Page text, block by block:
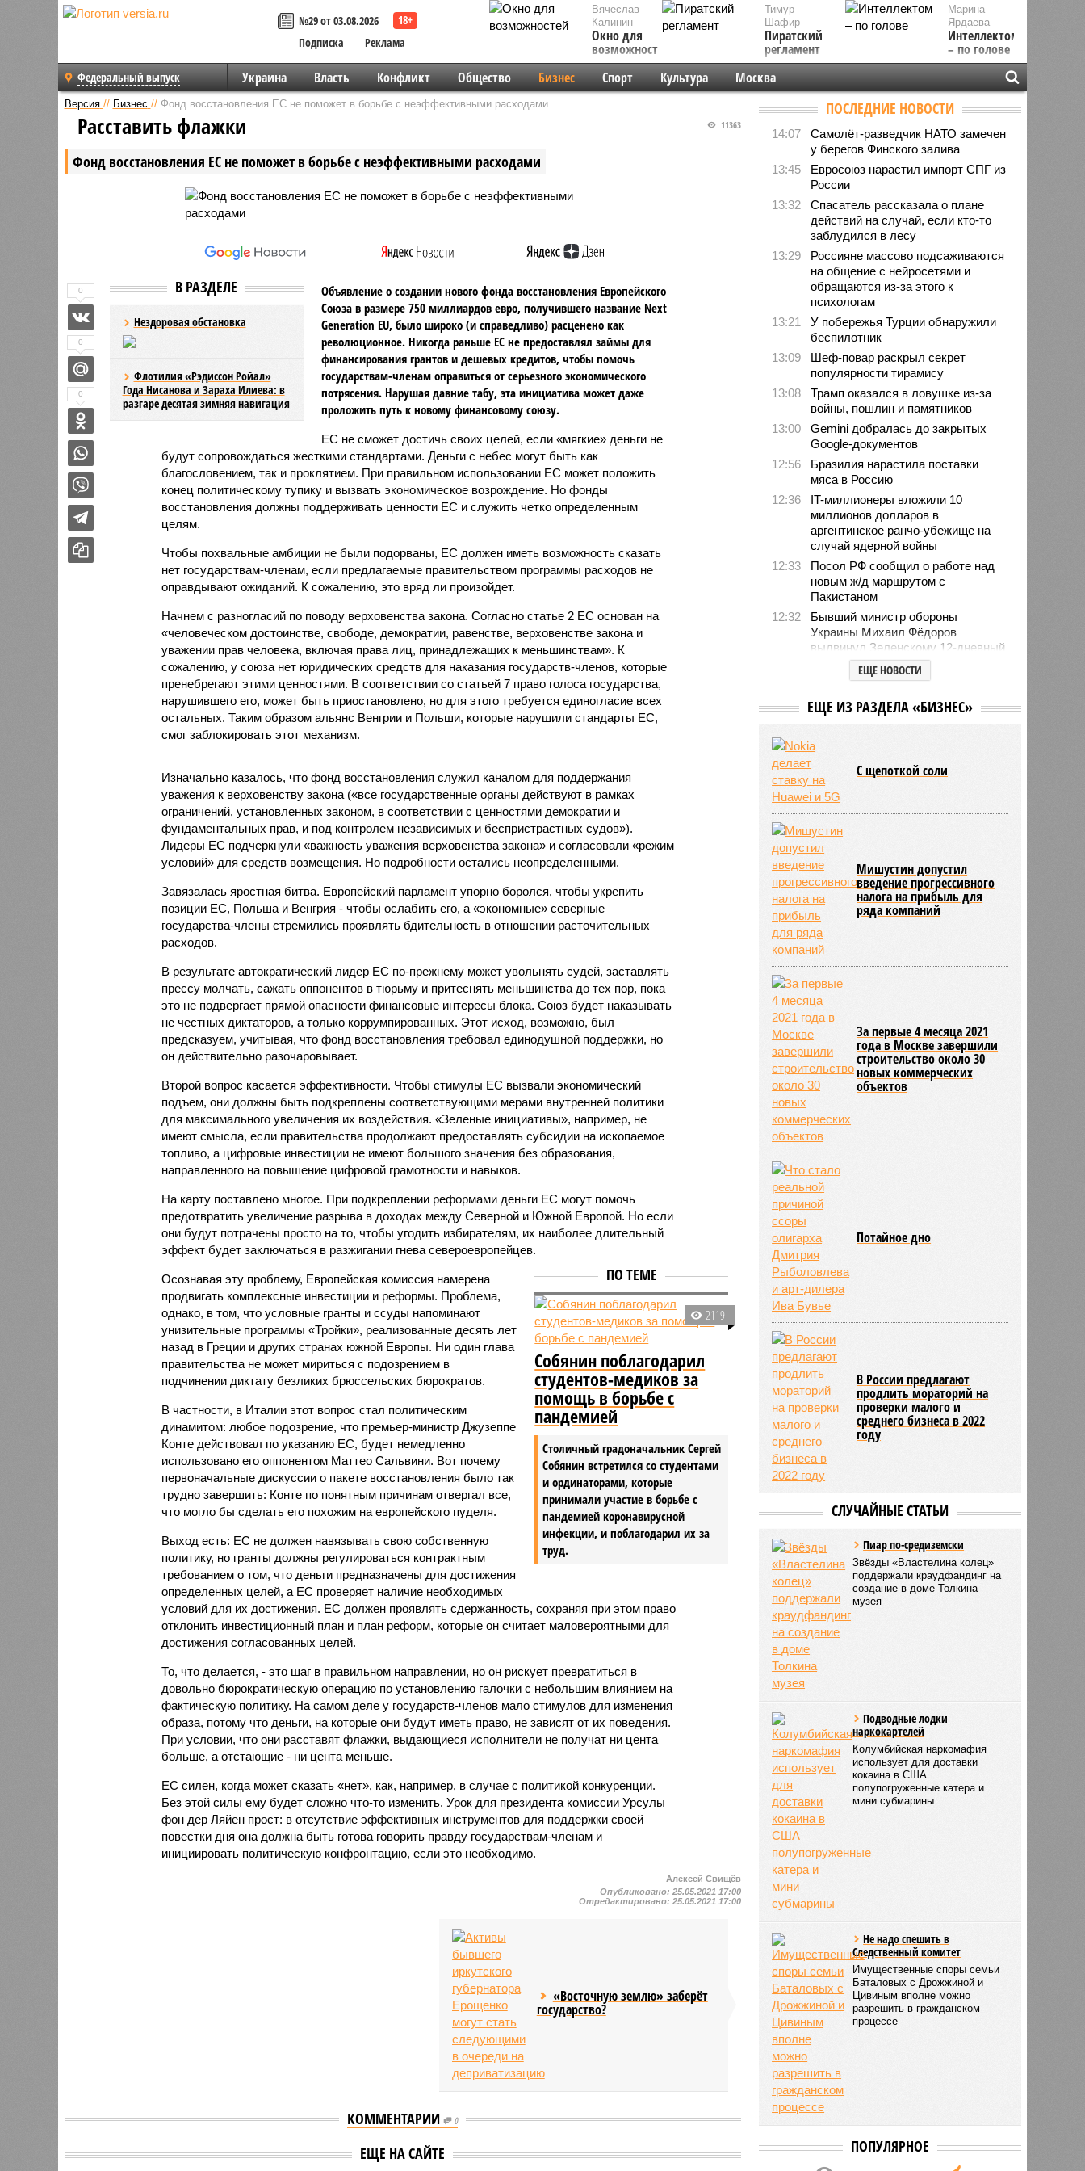
№29 от 03.08.2026
Подписка
Реклама
Вячеслав
Калинин
Окно для
возможностей
Марина
Ярдаева
Интеллектом
– по голове
Тимур
Шафир
Пиратский
регламент
Федеральный выпуск Украина Власть Конфликт Общество Бизнес Спорт Культура Москва
Версия // Бизнес // Фонд восстановления ЕС не поможет в борьбе с неэффективными расходами
Фонд восстановления ЕС не поможет в борьбе с неэффективными расходами
11363
Расставить флажки
В РАЗДЕЛЕ
Нездоровая обстановка
Флотилия «Рэдиссон Ройал»
Года Нисанова и Зараха Илиева: в
разгаре десятая зимняя навигация
Объявление о создании нового фонда восстановления Европейского
Союза в размере 750 миллиардов евро, получившего название Next
Generation EU, было широко (и справедливо) расценено как
революционное. Никогда раньше ЕС не предоставлял займы для
финансирования грантов и дешевых кредитов, чтобы помочь
государствам-членам оправиться от серьезного экономического
потрясения. Нарушая давние табу, эта инициатива может даже
проложить путь к новому финансовому союзу.
ЕС не сможет достичь своих целей, если «мягкие» деньги не
будут сопровождаться жесткими стандартами. Деньги с небес могут быть как
благословением, так и проклятием. При правильном использовании ЕС может положить
конец политическому тупику и вызвать экономическое возрождение. Но фонды
восстановления должны поддерживать ценности ЕС и служить четко определенным
целям.
Чтобы похвальные амбиции не были подорваны, ЕС должен иметь возможность сказать
нет государствам-членам, если предлагаемые правительством программы расходов не
оправдывают ожиданий. К сожалению, это вряд ли произойдет.
Начнем с разногласий по поводу верховенства закона. Согласно статье 2 ЕС основан на
«человеческом достоинстве, свободе, демократии, равенстве, верховенстве закона и
уважении прав человека, включая права лиц, принадлежащих к меньшинствам». К
сожалению, у союза нет юридических средств для наказания государств-членов, которые
пренебрегают этими ценностями. В соответствии со статьей 7 право голоса государства,
нарушившего его, может быть приостановлено, но для этого требуется единогласие всех
остальных. Таким образом альянс Венгрии и Польши, которые нарушили стандарты ЕС,
смог заблокировать этот механизм.
Изначально казалось, что фонд восстановления служил каналом для поддержания
уважения к верховенству закона («все государственные органы действуют в рамках
ограничений, установленных законом, в соответствии с ценностями демократии и
фундаментальных прав, и под контролем независимых и беспристрастных судов»).
Лидеры ЕС подчеркнули «важность уважения верховенства закона» и согласовали «режим
условий» для средств возмещения. Но подробности остались неопределенными.
Завязалась яростная битва. Европейский парламент упорно боролся, чтобы укрепить
позиции ЕС, Польша и Венгрия - чтобы ослабить его, а «экономные» северные
государства-члены стремились проявлять бдительность в отношении расточительных
расходов.
В результате автократический лидер ЕС по-прежнему может увольнять судей, заставлять
прессу молчать, сажать оппонентов в тюрьму и притеснять меньшинства до тех пор, пока
это не подвергает прямой опасности финансовые интересы блока. Союз будет наказывать
не честных диктаторов, а только коррумпированных. Этот исход, возможно, был
предсказуем, учитывая, что фонд восстановления требовал единодушной поддержки, но
он действительно разочаровывает.
Второй вопрос касается эффективности. Чтобы стимулы ЕС вызвали экономический
подъем, они должны быть подкреплены соответствующими мерами внутренней политики
для максимального увеличения их воздействия. «Зеленые инициативы», например, не
имеют смысла, если правительства продолжают предоставлять субсидии на ископаемое
топливо, а цифровые инвестиции не имеют большого значения без образования,
направленного на повышение цифровой грамотности и навыков.
На карту поставлено многое. При подкреплении реформами деньги ЕС могут помочь
предотвратить увеличение разрыва в доходах между Северной и Южной Европой. Но если
они будут потрачены просто на то, чтобы угодить избирателям, их наиболее длительный
эффект будет заключаться в разжигании гнева североевропейцев.
ПО ТЕМЕ
2119
Собянин поблагодарил
студентов-медиков за
помощь в борьбе с
пандемией
Столичный градоначальник Сергей
Собянин встретился со студентами
и ординаторами, которые
принимали участие в борьбе с
пандемией коронавирусной
инфекции, и поблагодарил их за
труд.
Осознавая эту проблему, Европейская комиссия намерена
продвигать комплексные инвестиции и реформы. Проблема,
однако, в том, что условные гранты и ссуды напоминают
унизительные программы «Тройки», реализованные десять лет
назад в Греции и других странах южной Европы. Ни один глава
правительства не может мириться с подозрением в
подчинении диктату безликих брюссельских бюрократов.
В частности, в Италии этот вопрос стал политическим
динамитом: любое подозрение, что премьер-министр Джузеппе
Конте действовал по указанию ЕС, будет немедленно
использовано его оппонентом Маттео Сальвини. Вот почему
первоначальные дискуссии о пакете восстановления было так
трудно завершить: Конте по понятным причинам отвергал все,
что могло бы сделать его похожим на европейского пуделя.
Выход есть: ЕС не должен навязывать свою собственную
политику, но гранты должны регулироваться контрактным
требованием о том, что деньги предназначены для достижения
определенных целей, а ЕС проверяет наличие необходимых
условий для их достижения. ЕС должен проявлять сдержанность, сохраняя при этом право
отклонить инвестиционный план и план реформ, которые он считает маловероятными для
достижения согласованных целей.
То, что делается, - это шаг в правильном направлении, но он рискует превратиться в
довольно бюрократическую операцию по установлению галочки с небольшим влиянием на
фактическую политику. На самом деле у государств-членов мало стимулов для изменения
образа, потому что деньги, на которые они будут иметь право, не зависят от их поведения.
При условии, что они расставят флажки, выдающиеся исполнители не получат ни цента
больше, а отстающие - ни цента меньше.
ЕС силен, когда может сказать «нет», как, например, в случае с политикой конкуренции.
Без этой силы ему будет сложно что-то изменить. Урок для президента комиссии Урсулы
фон дер Ляйен прост: в отсутствие эффективных инструментов для поддержки своей
повестки дня она должна быть готова говорить правду государствам-членам и
инициировать политическую конфронтацию, если это необходимо.
0
0
0
Алексей Свищёв
Опубликовано:25.05.2021 17:00
Отредактировано:25.05.2021 17:00
«Восточную землю» заберёт
государство?
КОММЕНТАРИИ 0
ЕЩЕ НА САЙТЕ
Депутат МГД Картавцева
назвала массовую
Пашинян назвал ошибку
отправились в Псковскую
ПОСЛЕДНИЕ НОВОСТИ
14:07
Самолёт-разведчик НАТО замечен
у берегов Финского залива
13:45
Евросоюз нарастил импорт СПГ из
России
13:32
Спасатель рассказала о плане
действий на случай, если кто-то
заблудился в лесу
13:29
Россияне массово подсаживаются
на общение с нейросетями и
обращаются из-за этого к
психологам
13:21
У побережья Турции обнаружили
беспилотник
13:09
Шеф-повар раскрыл секрет
популярности тирамису
13:08
Трамп оказался в ловушке из-за
войны, пошлин и памятников
13:00
Gemini добралась до закрытых
Google-документов
12:56
Бразилия нарастила поставки
мяса в Россию
12:36
IT-миллионеры вложили 10
миллионов долларов в
аргентинское ранчо-убежище на
случай ядерной войны
12:33
Посол РФ сообщил о работе над
новым ж/д маршрутом с
Пакистаном
12:32
Бывший министр обороны
Украины Михаил Фёдоров
выдвинул Зеленскому 12-дневный
ультиматум
Удары США лишь замедлили
Решивший сделать эвтаназию
подписчиков
11:43
Итальянские аграрии забили
тревогу из-за засухи
ЕЩЕ НОВОСТИ
НОВОСТИ ПАРТНЕРОВ
ЕЩЕ ИЗ РАЗДЕЛА «БИЗНЕС»
С щепоткой соли
строительство около 30
Потайное дно
проверки малого и
среднего бизнеса в 2022
СЛУЧАЙНЫЕ СТАТЬИ
Подводные лодки
использует для доставки
Не надо спешить в